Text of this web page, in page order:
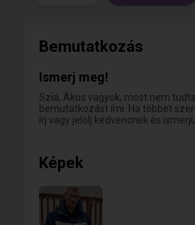
Bemutatkozás
Ismerj meg!
Szia, Ákos vagyok, most nem
bemutatkozást írni. Ha többet
írj vagy jelölj kedvencnek és
Képek